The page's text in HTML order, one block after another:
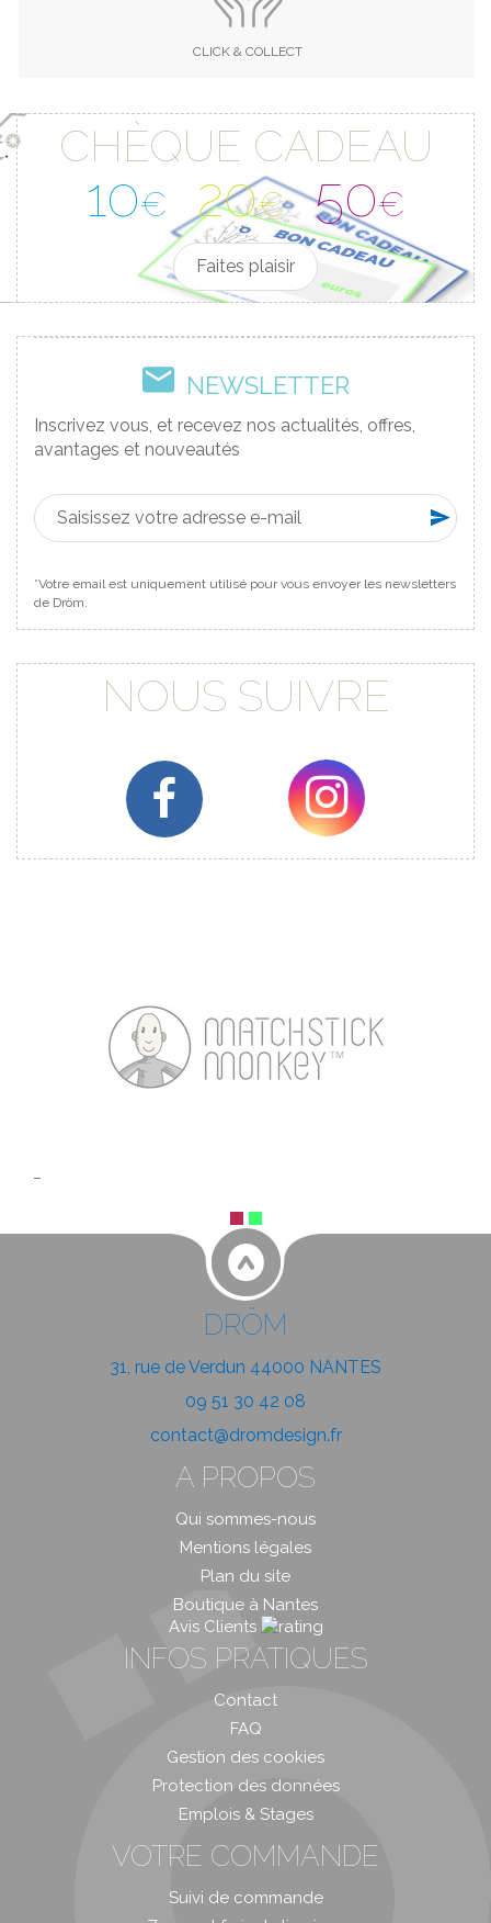
CLICK & COLLECT
CHÈQUE CADEAU
10€ 20€ 50€
Faites plaisir
NEWSLETTER
Inscrivez vous, et recevez nos actualités, offres,
avantages et nouveautés
*Votre email est uniquement utilisé pour vous envoyer les newsletters
de Dröm.
NOUS SUIVRE
DRÖM
31, rue de Verdun 44000 NANTES
09 51 30 42 08
contact@dromdesign.fr
A PROPOS
Qui sommes-nous
Mentions légales
Plan du site
Boutique à Nantes
Avis Clients
INFOS PRATIQUES
Contact
FAQ
Gestion des cookies
Protection des données
Emplois & Stages
VOTRE COMMANDE
Suivi de commande